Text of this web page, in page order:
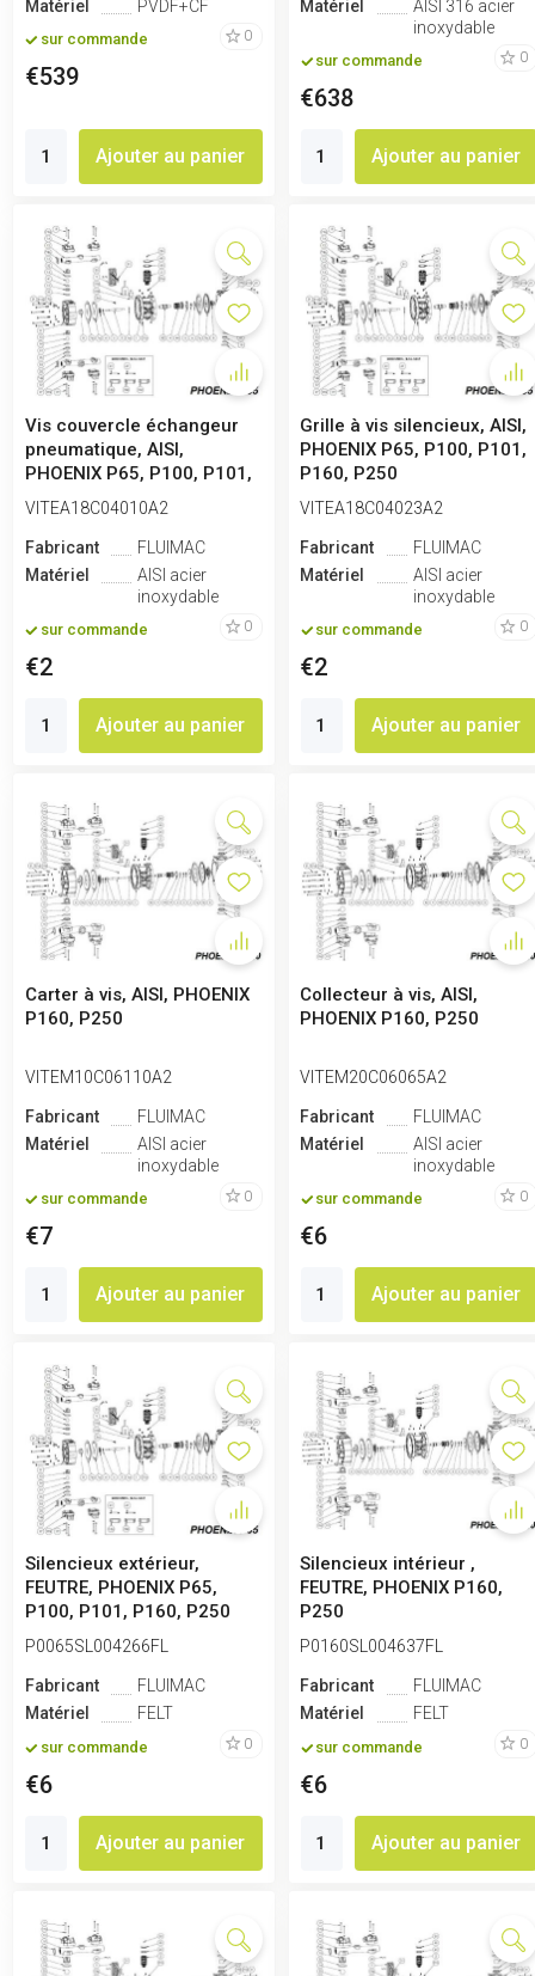
Matériel
PVDF+CF
sur commande 0
€539
Ajouter au panier
Matériel
AISI 316 acier
inoxydable
sur commande 0
€638
Ajouter au panier
Vis couvercle échangeur
pneumatique, AISI,
PHOENIX P65, P100, P101,
P160, P25...
VITEA18C04010A2
Fabricant
FLUIMAC
Matériel
AISI acier
inoxydable
sur commande 0
€2
Ajouter au panier
Grille à vis silencieux, AISI,
PHOENIX P65, P100, P101,
P160, P250
VITEA18C04023A2
Fabricant
FLUIMAC
Matériel
AISI acier
inoxydable
sur commande 0
€2
Ajouter au panier
Carter à vis, AISI, PHOENIX
P160, P250
VITEM10C06110A2
Fabricant
FLUIMAC
Matériel
AISI acier
inoxydable
sur commande 0
€7
Ajouter au panier
Collecteur à vis, AISI,
PHOENIX P160, P250
VITEM20C06065A2
Fabricant
FLUIMAC
Matériel
AISI acier
inoxydable
sur commande 0
€6
Ajouter au panier
Silencieux extérieur,
FEUTRE, PHOENIX P65,
P100, P101, P160, P250
P0065SL004266FL
Fabricant
FLUIMAC
Matériel
FELT
sur commande 0
€6
Ajouter au panier
Silencieux intérieur ,
FEUTRE, PHOENIX P160,
P250
P0160SL004637FL
Fabricant
FLUIMAC
Matériel
FELT
sur commande 0
€6
Ajouter au panier